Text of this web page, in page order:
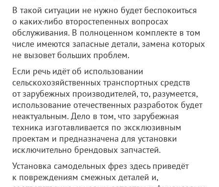
В такой ситуации не нужно будет беспокоиться
о каких-либо второстепенных вопросах
обслуживания. В полноценном комплекте в том
числе имеются запасные детали, замена которых
не вызовет больших проблем.
Если речь идёт об использовании
сельскохозяйственных транспортных средств
от зарубежных производителей, то, разумеется,
использование отечественных разработок будет
неактуальным. Дело в том, что зарубежная
техника изготавливается по эксклюзивным
проектам и предназначена для установки
исключительно брендовых запчастей.
Установка самодельных фрез здесь приведёт
к повреждениям смежных деталей и,